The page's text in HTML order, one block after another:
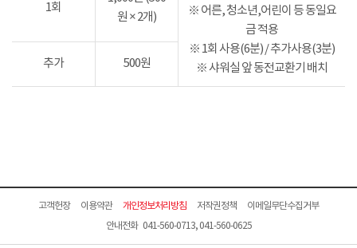
1회
원 × 2개)
※ 어른, 청소년,어린이 등 동일요
금 적용
※ 1회 사용(6분) / 추가사용(3분)
※ 샤워실 앞 동전교환기 배치
추가 500원
고객헌장 이용약관 개인정보처리방침 저작권정책
이메일무단수집거부
안내전화 041-560-0713, 041-560-0625